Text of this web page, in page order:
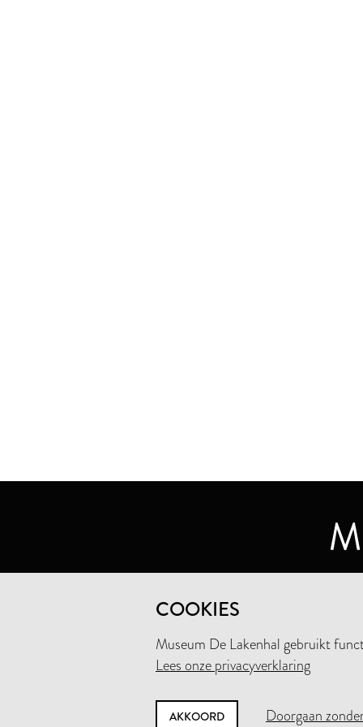
COOKIES
Museum De Lakenhal gebruikt
Lees onze privacyverklaring
AKKOORD Doorgaan
MUSEUM DE LAKENHAL
OUDE SINGEL 32
+31 (0)71 5165360